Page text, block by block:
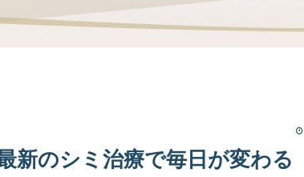
新のシミ治療で毎日が変わる